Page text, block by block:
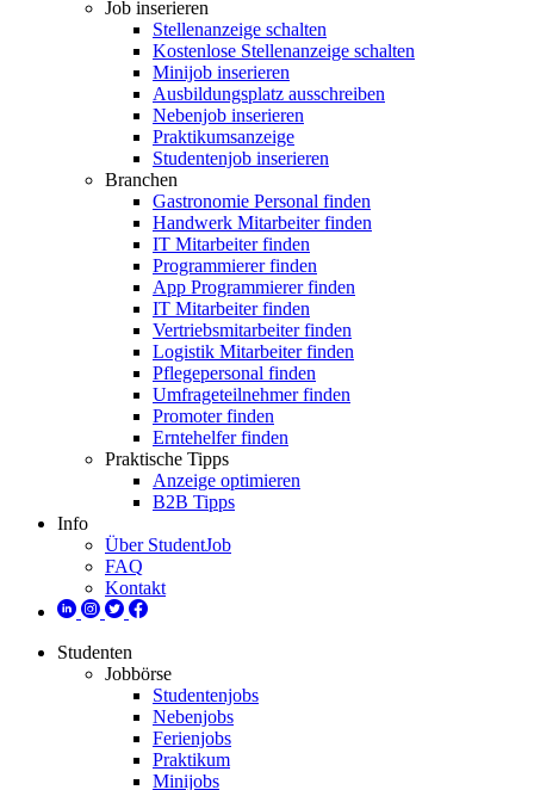
Job inserieren
Stellenanzeige schalten
Kostenlose Stellenanzeige schalten
Minijob inserieren
Ausbildungsplatz ausschreiben
Nebenjob inserieren
Praktikumsanzeige
Studentenjob inserieren
Branchen
Gastronomie Personal finden
Handwerk Mitarbeiter finden
IT Mitarbeiter finden
Programmierer finden
App Programmierer finden
IT Mitarbeiter finden
Vertriebsmitarbeiter finden
Logistik Mitarbeiter finden
Pflegepersonal finden
Umfrageteilnehmer finden
Promoter finden
Erntehelfer finden
Praktische Tipps
Anzeige optimieren
B2B Tipps
Info
Über StudentJob
FAQ
Kontakt
Studenten
Jobbörse
Studentenjobs
Nebenjobs
Ferienjobs
Praktikum
Minijobs